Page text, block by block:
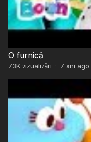
O furnică
73Kvizualizări · 7 ani ago